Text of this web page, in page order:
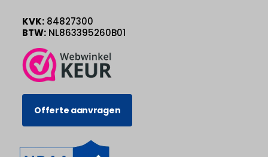
KVK: 84827300
BTW: NL863395260B01
Offerte aanvragen